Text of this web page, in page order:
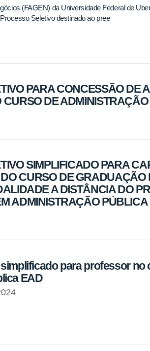
(FAGEN) da Universidade Federal de
Seletivo destinado ao pree
PARA CONCESSÃO DE
CURSO DE
SIMPLIFICADO PARA
CURSO DE GRADUAÇÃO
A DISTÂNCIA DO
ADMINISTRAÇÃO PÚBLICA
para professor no
EAD